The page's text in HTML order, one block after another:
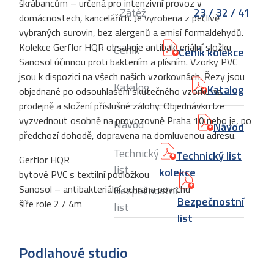
Zátěž 23 / 32 / 41
Ceník Ceník kolekce
Katalog Katalog
Návod
Návod
Technický
list
Technický list
kolekce
Bezpečnostní
list
Bezpečnostní
list
škrábancům – určená pro intenzivní provoz v
domácnostech, kancelářích. Je vyrobena z pečlivě
vybraných surovin, bez alergenů a emisí formaldehydů.
Kolekce Gerflor HQR obsahuje antibakteriální složku
Sanosol účinnou proti bakteriím a plísním. Vzorky PVC
jsou k dispozici na všech našich vzorkovnách. Řezy jsou
objednané po odsouhlasení skutečného vzorku na
prodejně a složení příslušné zálohy. Objednávku lze
vyzvednout osobně na provozovně Praha 10 nebo je, po
předchozí dohodě, dopravena na domluvenou adresu.
Gerflor HQR
bytové PVC s textilní podložkou
Sanosol – antibakteriální ochrana povrchu
šíře role 2 / 4m
Podlahové studio